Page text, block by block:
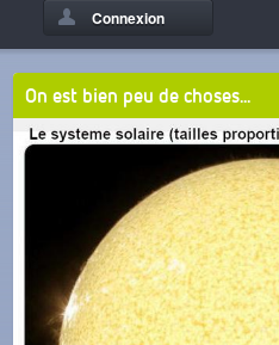
Connexion
On est bien peu de choses...